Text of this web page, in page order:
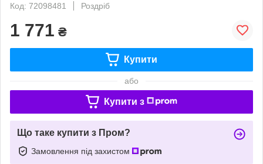
Код: 72098481
Роздріб
1 771 ₴
Купити
або
Купити з
Що таке купити з Пром?
Замовлення під захистом